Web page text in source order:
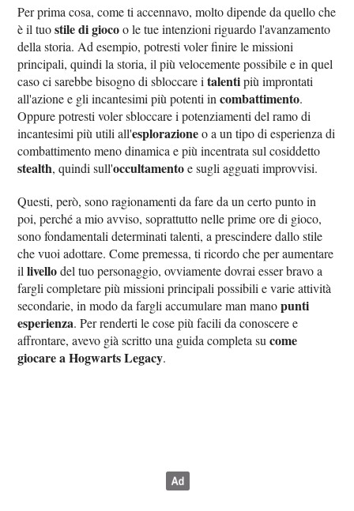
Per prima cosa, come ti accennavo, molto dipende da quello che
è il tuostile di giocoo le tue intenzioni riguardo l'avanzamento
della storia. Ad esempio, potresti voler finire le missioni
principali, quindi la storia, il più velocemente possibile e in quel
caso ci sarebbe bisogno di sbloccare italentipiù improntati
all'azione e gli incantesimi più potenti incombattimento.
Oppure potresti voler sbloccare i potenziamenti del ramo di
incantesimi più utili all'esplorazioneo a un tipo di esperienza di
combattimento meno dinamica e più incentrata sul cosiddetto
stealth, quindi sull'occultamentoe sugli agguati improvvisi.
Questi, però, sono ragionamenti da fare da un certo punto in
poi, perché a mio avviso, soprattutto nelle prime ore di gioco,
sono fondamentali determinati talenti, a prescindere dallo stile
che vuoi adottare. Come premessa, ti ricordo che per aumentare
illivellodel tuo personaggio, ovviamente dovrai esser bravo a
fargli completare più missioni principali possibili e varie attività
secondarie, in modo da fargli accumulare man manopunti
esperienza. Per renderti le cose più facili da conoscere e
affrontare, avevo già scritto una guida completa sucome
giocare a Hogwarts Legacy.